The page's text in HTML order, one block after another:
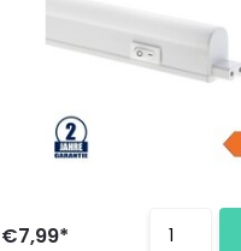
€7,99*